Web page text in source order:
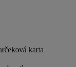
karta
o dobe